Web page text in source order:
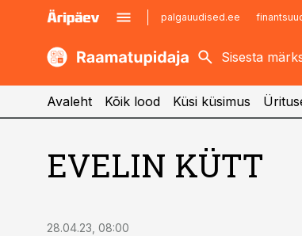
palgauudised.ee
kaubandus.ee
kinnisvarauudised.ee
imelineajalugu.ee
Avaleht Kõik lood Küsi küsimus
EVELIN KÜTT
28.04.23, 08:00